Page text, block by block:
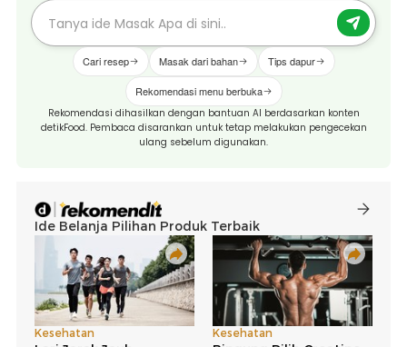
Cari resep Masak dari bahan Tips dapur
Rekomendasi menu berbuka
Rekomendasi dihasilkan dengan bantuan AI berdasarkan konten
detikFood. Pembaca disarankan untuk tetap melakukan pengecekan
ulang sebelum digunakan.